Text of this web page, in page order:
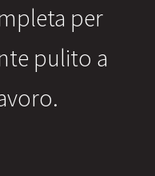
per
pulito a